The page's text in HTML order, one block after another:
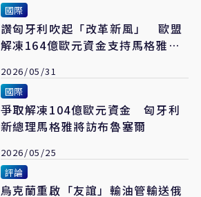
國際
讚匈牙利吹起「改革新風」 歐盟
解凍164億歐元資金支持馬格雅政
2026/05/31
國際
爭取解凍104億歐元資金 匈牙利
新總理馬格雅將訪布魯塞爾
2026/05/25
評論
烏克蘭重啟「友誼」輸油管輸送俄